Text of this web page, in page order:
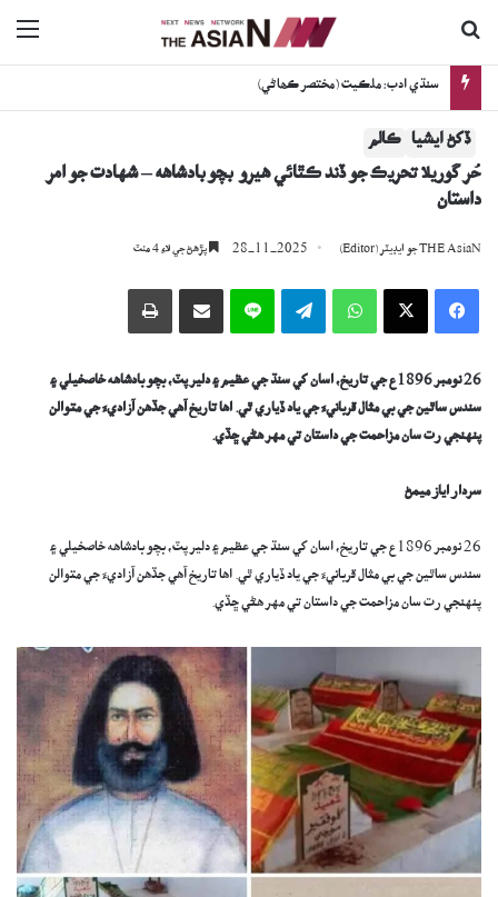
سنڌي ادب: ملڪيت (مختصر ڪھاڻي)
ڏکڻ ايشيا ڪالم
حُر گوريلا تحريڪ جو ڏند ڪٿائي هيرو بچو بادشاهه – شهادت جو امر
داستان
THE AsiaN جو ايڊيٽر (Editor) 28-11-2025 پڙھڻ جي لاءِ 4 منٽ
Facebook
X
WhatsApp
Telegram
Line اي ميل وسيلي ونڊيو پرنٽ
26 نومبر 1896ع جي تاريخ، اسان کي سنڌ جي عظيم ۽ دلير پٽ، بچو بادشاهه خاصخيلي ۽
سندس ساٿين جي بي مثال قربانيءَ جي ياد ڏياري ٿي. اها تاريخ آهي جڏهن آزاديءَ جي متوالن
پنهنجي رت سان مزاحمت جي داستان تي مهر هڻي ڇڏي.
سردار اياز ميمڻ
26 نومبر 1896ع جي تاريخ، اسان کي سنڌ جي عظيم ۽ دلير پٽ، بچو بادشاهه خاصخيلي ۽
سندس ساٿين جي بي مثال قربانيءَ جي ياد ڏياري ٿي. اها تاريخ آهي جڏهن آزاديءَ جي متوالن
پنهنجي رت سان مزاحمت جي داستان تي مهر هڻي ڇڏي.